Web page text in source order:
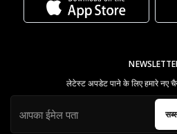
लेटेस्ट अपडेट पाने के लिए हमारे नए